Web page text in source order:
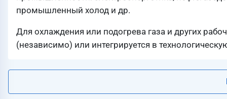
промышленный холод и др.
Для охлаждения или подогрева газа и других
(независимо) или интегрируется в